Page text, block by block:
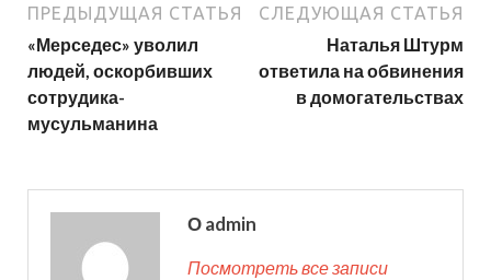
ПРЕДЫДУЩАЯ СТАТЬЯ
«Мерседес» уволил
людей, оскорбивших
сотрудика-
мусульманина
СЛЕДУЮЩАЯ СТАТЬЯ
Наталья Штурм
ответила на обвинения
в домогательствах
О admin
Посмотреть все записи